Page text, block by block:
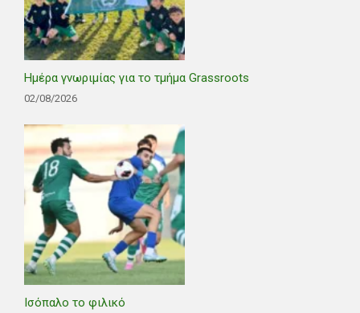
Ημέρα γνωριμίας για το τμήμα Grassroots
02/08/2026
Ισόπαλο το φιλικό